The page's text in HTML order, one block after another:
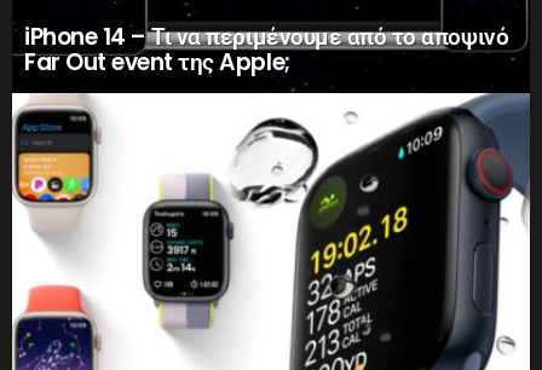
iPhone 14 – Τι να περιμένουμε από το αποψινό
Far Out event της Apple;